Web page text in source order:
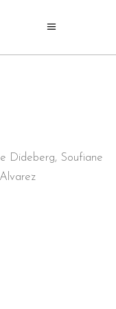
Dideberg, Soufiane